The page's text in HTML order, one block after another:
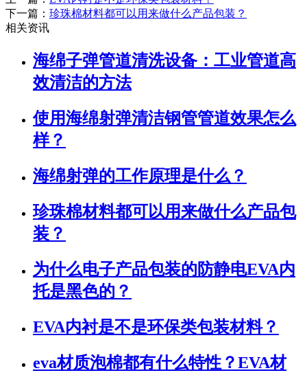
下一篇： 珍珠棉材料都可以用来做什么产品包装？
相关资讯
海绵子弹管道清洗设备：工业管道高
效清洁的方法
使用海绵射弹清洁钢管管道效果怎么
样？
海绵射弹的工作原理是什么？
珍珠棉材料都可以用来做什么产品包
装？
为什么电子产品包装的防静电EVA内
托是黑色的？
EVA内衬是不是环保类包装材料？
eva材质泡棉都有什么特性？EVA材